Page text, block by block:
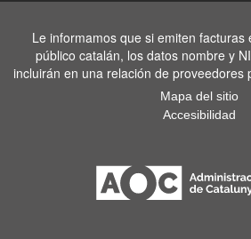
Le informamos que si emiten facturas
público catalán, los datos nombre y
incluirán en una relación de proveedores
Mapa del sitio
Accesibilidad